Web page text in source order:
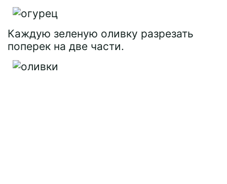
Каждую зеленую оливку разрезать
поперек на две части.